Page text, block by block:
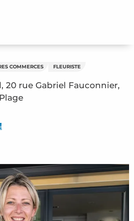
COMMERCES FLEURISTE
20 rue Gabriel Fauconnier,
favoris